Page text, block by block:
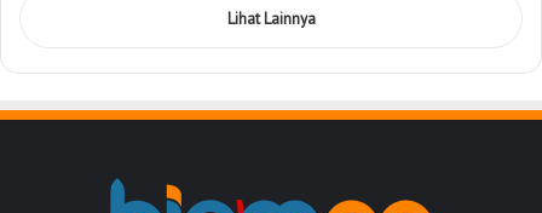
Lihat Lainnya